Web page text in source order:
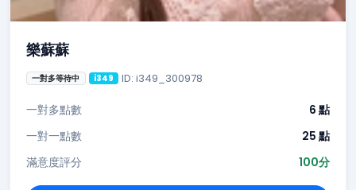
樂蘇蘇
一對多等待中 i349 ID: i349_300978
一對多點數
6 點
一對一點數
25 點
滿意度評分
100分